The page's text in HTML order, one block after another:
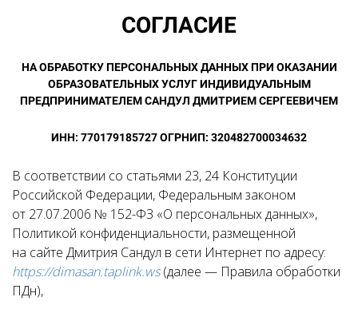
СОГЛАСИЕ
НА ОБРАБОТКУ ПЕРСОНАЛЬНЫХ ДАННЫХ ПРИ ОКАЗАНИИ
ОБРАЗОВАТЕЛЬНЫХ УСЛУГ ИНДИВИДУАЛЬНЫМ
ПРЕДПРИНИМАТЕЛЕМ САНДУЛ ДМИТРИЕМ СЕРГЕЕВИЧЕМ
ИНН: 770179185727 ОГРНИП: 320482700034632
В соответствии со статьями 23, 24 Конституции
Российской Федерации, Федеральным законом
от 27.07.2006 № 152-ФЗ «О персональных данных»,
Политикой конфиденциальности, размещенной
на сайте Дмитрия Сандул в сети Интернет по адресу:
https://dimasan.taplink.ws(далее — Правила обработки
ПДн),